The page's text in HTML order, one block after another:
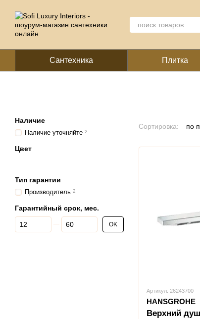
Сантехника Плитка
Сортировка: по
Артикул: 26243700
HANSGROHE
Верхний
Наличие
Наличие уточняйте 2
Цвет
Тип гарантии
Производитель 2
Гарантийный срок, мес.
От Гарантийный срок, мес.
До Гарантийный срок, мес. OK